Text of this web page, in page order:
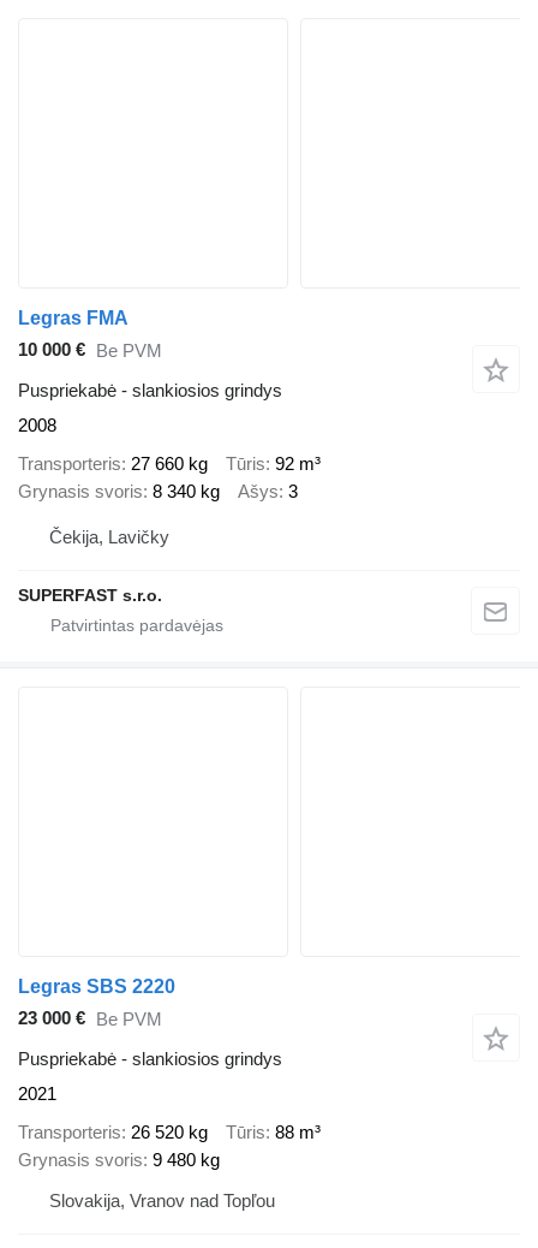
Legras FMA
10 000 € Be PVM
Puspriekabė - slankiosios grindys
2008
Transporteris 27 660 kg Tūris 92 m³
Grynasis svoris 8 340 kg Ašys 3
Čekija, Lavičky
SUPERFAST s.r.o.
Legras SBS 2220
23 000 € Be PVM
Puspriekabė - slankiosios grindys
2021
Transporteris 26 520 kg Tūris 88 m³
Grynasis svoris 9 480 kg
Slovakija, Vranov nad Topľou